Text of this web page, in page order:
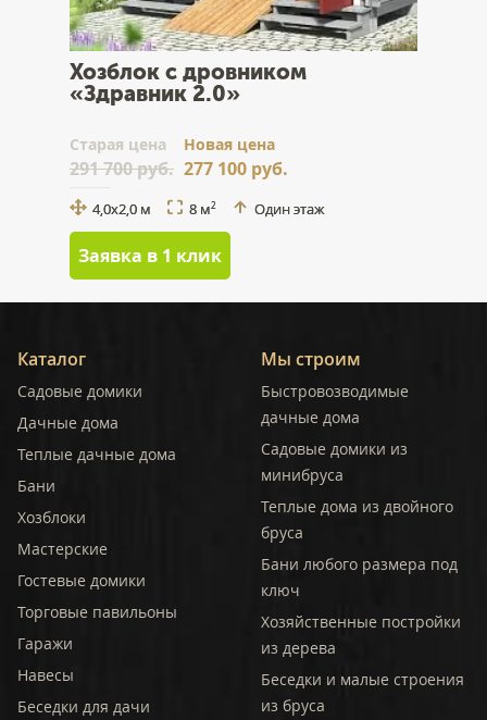
Хозблок с дровником
«Здравник 2.0»
Cтарая цена
291 700 руб.
Новая цена
277 100 руб.
4,0х2,0 м 8 м2 Один этаж
Заявка в 1 клик
Каталог
Садовые домики
Дачные дома
Теплые дачные дома
Бани
Хозблоки
Мастерские
Гостевые домики
Торговые павильоны
Гаражи
Навесы
Беседки для дачи
Мы строим
Быстровозводимые
дачные дома
Садовые домики из
минибруса
Теплые дома из двойного
бруса
Бани любого размера под
ключ
Хозяйственные постройки
из дерева
Беседки и малые строения
из бруса